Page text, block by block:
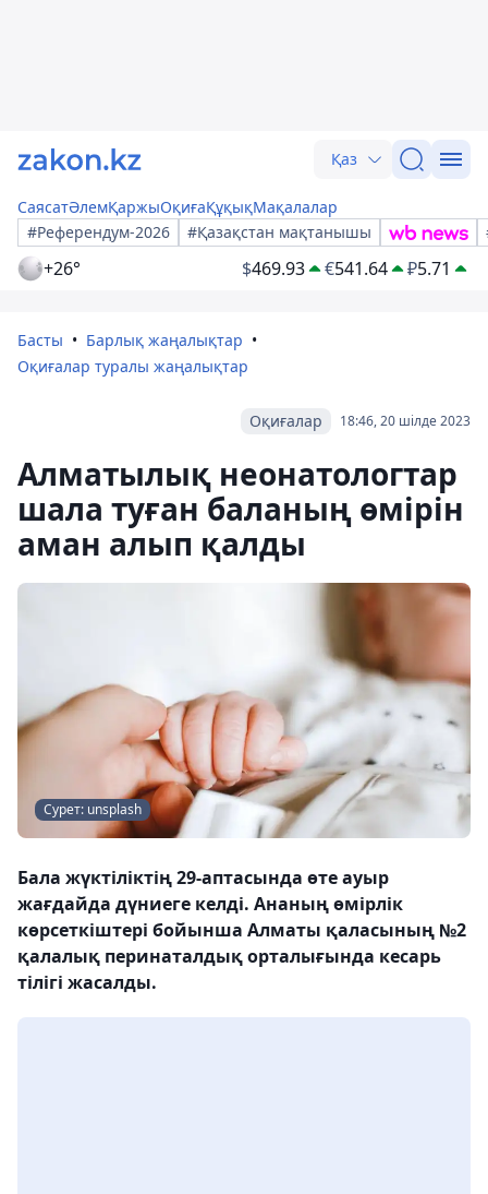
Қаз
СаясатӘлемҚаржыОқиғаҚұқықМақалалар
#Референдум-2026
#Қазақстан мақтанышы
+26° $469.93 €541.64 ₽5.71
Басты
Барлық жаңалықтар
Оқиғалар туралы жаңалықтар
18:46, 20 шілде 2023
Оқиғалар
Алматылық неонатологтар
шала туған баланың өмірін
аман алып қалды
Сурет: unsplash
Бала жүктіліктің 29-аптасында өте ауыр
жағдайда дүниеге келді. Ананың өмірлік
көрсеткіштері бойынша Алматы қаласының №2
қалалық перинаталдық орталығында кесарь
тілігі жасалды.